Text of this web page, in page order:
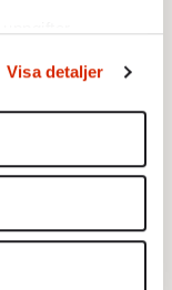
när som
innehållet
Vi
och annan
och
Visa detaljer
som döljer